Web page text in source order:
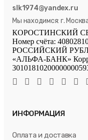
slk1974@yandex.ru
Мы находимся: г.
КОРОСТИНСКИЙ
Номер счёта:
РОССИЙСКИЙ РУБЛЬ
«АЛЬФА-БАНК»
ИНФОРМАЦИЯ
Оплата и доставка